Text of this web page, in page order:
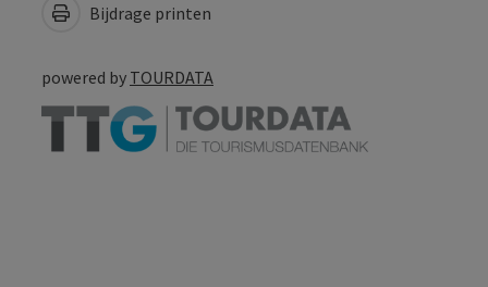
Bijdrage printen
powered by TOURDATA